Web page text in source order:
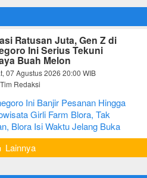
Ratusan Juta, Gen Z di
Ini Serius Tekuni
Buah Melon
07 Agustus 2026 20:00 WIB
Redaksi
Ini Banjir Pesanan Hingga
Girli Farm Blora, Tak
Terjual
Blora Isi Waktu Jelang Buka
Lainnya